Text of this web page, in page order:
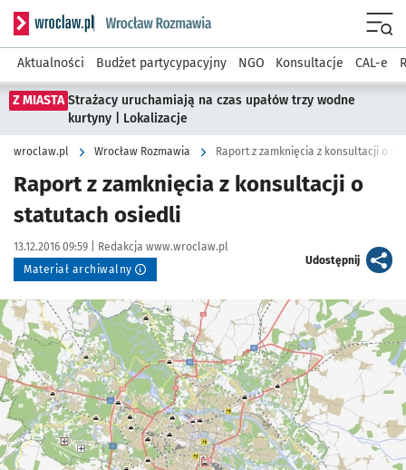
Serwis informacyjny wroclaw.pl podserwis: Rozmawia
Aktualności Budżet partycypacyjny NGO Konsultacje CAL-e
Z MIASTA Strażacy uruchamiają na czas upałów trzy wodne
kurtyny | Lokalizacje
wroclaw.pl Wrocław Rozmawia Raport z zamknięcia z konsultacji o
Raport z zamknięcia z konsultacji o
statutach osiedli
Data publikacji:
13.12.2016 09:59 | Autor:
Redakcja www.wroclaw.pl
Materiał archiwalny
Udostępnijartykuł
Kliknij, aby powiększyć